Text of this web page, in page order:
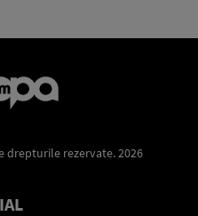
drepturile rezervate. 2026